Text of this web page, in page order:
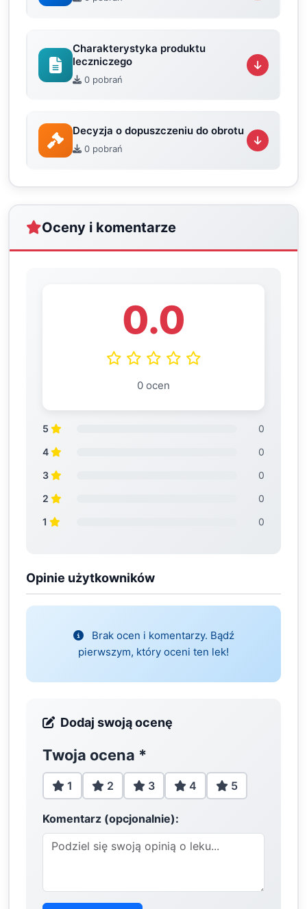
Charakterystyka produktu
leczniczego
0 pobrań
Decyzja o dopuszczeniu do obrotu
0 pobrań
Oceny i komentarze
0.0
0 ocen
5
0
4
0
3
0
2
0
1
0
Opinie użytkowników
Brak ocen i komentarzy. Bądź
pierwszym, który oceni ten lek!
Dodaj swoją ocenę
Twoja ocena *
1 2 3 4 5
Komentarz (opcjonalnie):